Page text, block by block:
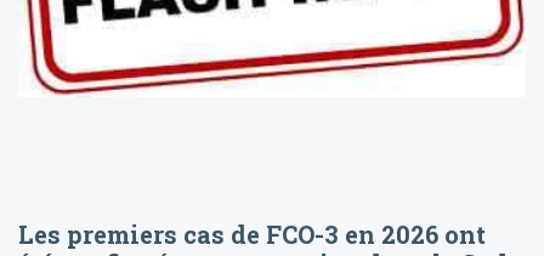
Les premiers cas de FCO-3 en 2026 ont